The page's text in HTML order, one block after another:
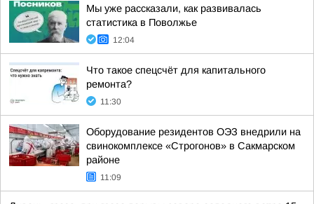
Мы уже рассказали, как развивалась
статистика в Поволжье
12:04
Что такое спецсчёт для капитального
ремонта?
11:30
Оборудование резидентов ОЭЗ внедрили на
свинокомплексе «Строгонов» в Сакмарском
районе
11:09